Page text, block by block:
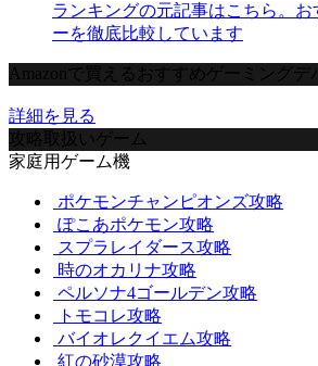
ランキングの元記事はこちら。
ーを徹底比較しています
Amazonで買えるおすすめゲーミング
詳細を見る
攻略取扱いゲーム
家庭用ゲーム機
ポケモンチャンピオンズ攻略
ぽこあポケモン攻略
スプラレイダース攻略
時のオカリナ攻略
ペルソナ4ゴールデン攻略
トモコレ攻略
バイオレクイエム攻略
紅の砂漠攻略